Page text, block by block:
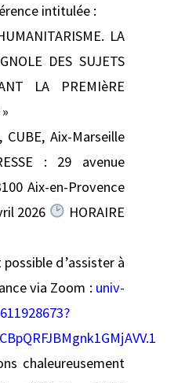
intitulée :
LA
DES SUJETS
LA PREMIèRE
CUBE, Aix-Marseille
: 29 avenue
Aix-en-Provence
2026
HORAIRE
d’assister à
via Zoom : univ-
chaleureusement